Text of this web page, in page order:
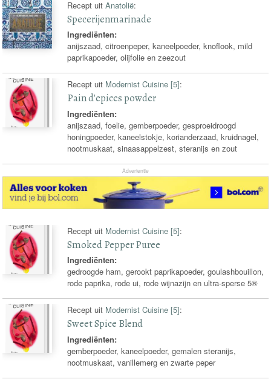
Recept uitAnatolië:
Specerijenmarinade
Ingrediënten:
anijszaad, citroenpeper, kaneelpoeder, knoflook, mild
paprikapoeder, olijfolie en zeezout
Recept uit Modernist Cuisine [5]:
Pain d'epices powder
Ingrediënten:
anijszaad, foelie, gemberpoeder, gesproeidroogd
honingpoeder, kaneelstokje, korianderzaad, kruidnagel,
nootmuskaat, sinaasappelzest, steranijs en zout
Advertentie
Recept uit Modernist Cuisine [5]:
Smoked Pepper Puree
Ingrediënten:
gedroogde ham, gerookt paprikapoeder, goulashbouillon,
rode paprika, rode ui, rode wijnazijn en ultra-sperse 5®
Recept uit Modernist Cuisine [5]:
Sweet Spice Blend
Ingrediënten:
gemberpoeder, kaneelpoeder, gemalen steranijs,
nootmuskaat, vanillemerg en zwarte peper